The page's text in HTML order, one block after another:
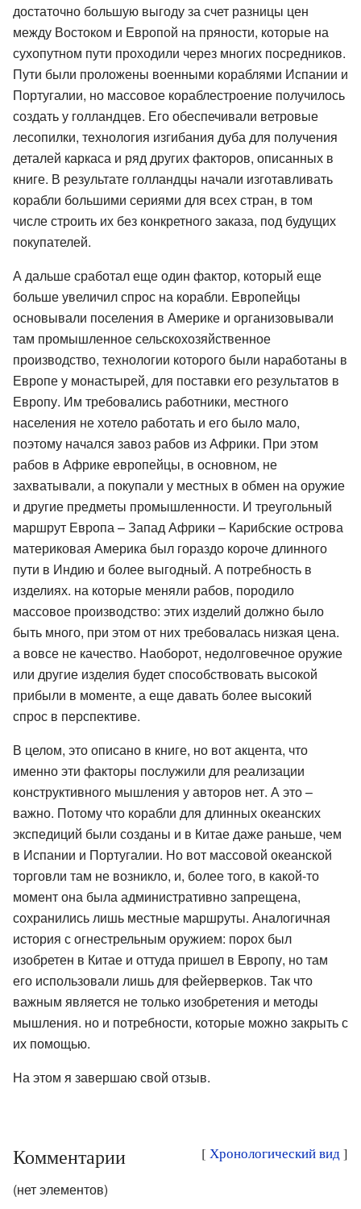
достаточно большую выгоду за счет разницы цен
между Востоком и Европой на пряности, которые на
сухопутном пути проходили через многих посредников.
Пути были проложены военными кораблями Испании и
Португалии, но массовое кораблестроение получилось
создать у голландцев. Его обеспечивали ветровые
лесопилки, технология изгибания дуба для получения
деталей каркаса и ряд других факторов, описанных в
книге. В результате голландцы начали изготавливать
корабли большими сериями для всех стран, в том
числе строить их без конкретного заказа, под будущих
покупателей.
А дальше сработал еще один фактор, который еще
больше увеличил спрос на корабли. Европейцы
основывали поселения в Америке и организовывали
там промышленное сельскохозяйственное
производство, технологии которого были наработаны в
Европе у монастырей, для поставки его результатов в
Европу. Им требовались работники, местного
населения не хотело работать и его было мало,
поэтому начался завоз рабов из Африки. При этом
рабов в Африке европейцы, в основном, не
захватывали, а покупали у местных в обмен на оружие
и другие предметы промышленности. И треугольный
маршрут Европа – Запад Африки – Карибские острова
материковая Америка был гораздо короче длинного
пути в Индию и более выгодный. А потребность в
изделиях. на которые меняли рабов, породило
массовое производство: этих изделий должно было
быть много, при этом от них требовалась низкая цена.
а вовсе не качество. Наоборот, недолговечное оружие
или другие изделия будет способствовать высокой
прибыли в моменте, а еще давать более высокий
спрос в перспективе.
В целом, это описано в книге, но вот акцента, что
именно эти факторы послужили для реализации
конструктивного мышления у авторов нет. А это –
важно. Потому что корабли для длинных океанских
экспедиций были созданы и в Китае даже раньше, чем
в Испании и Португалии. Но вот массовой океанской
торговли там не возникло, и, более того, в какой-то
момент она была административно запрещена,
сохранились лишь местные маршруты. Аналогичная
история с огнестрельным оружием: порох был
изобретен в Китае и оттуда пришел в Европу, но там
его использовали лишь для фейерверков. Так что
важным является не только изобретения и методы
мышления. но и потребности, которые можно закрыть с
их помощью.
На этом я завершаю свой отзыв.
[ Хронологический вид ]
Комментарии
(нет элементов)